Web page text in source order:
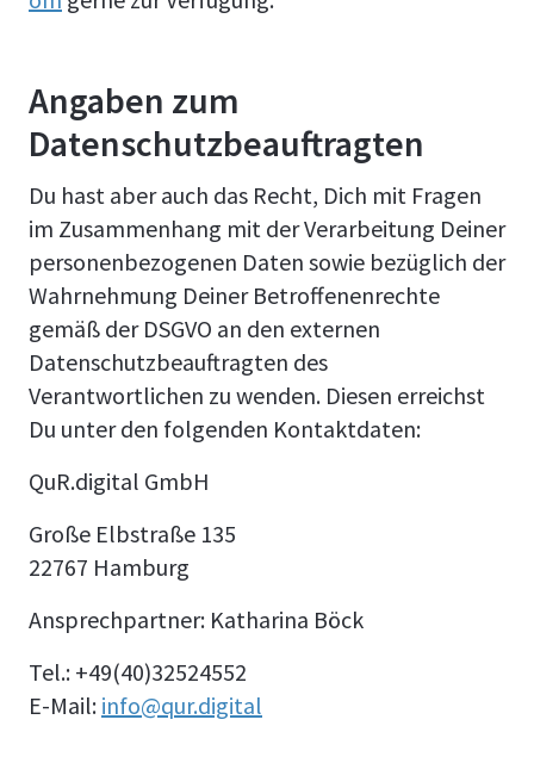
Angaben zum
Datenschutzbeauftragten
Du hast aber auch das Recht, Dich mit Fragen
im Zusammenhang mit der Verarbeitung Deiner
personenbezogenen Daten sowie bezüglich der
Wahrnehmung Deiner Betroffenenrechte
gemäß der DSGVO an den externen
Datenschutzbeauftragten des
Verantwortlichen zu wenden. Diesen erreichst
Du unter den folgenden Kontaktdaten:
QuR.digital GmbH
Große Elbstraße 135
22767 Hamburg
Ansprechpartner: Katharina Böck
Tel.: +49(40)32524552
E-Mail: info@qur.digital